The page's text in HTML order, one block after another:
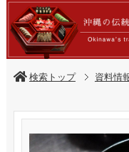
検索トップ 資料情